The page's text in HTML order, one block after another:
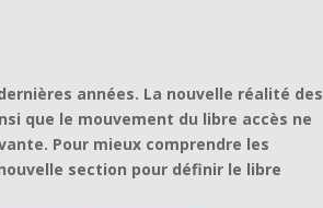
années. La nouvelle réalité des
que le mouvement du libre accès ne
Pour mieux comprendre les
section pour définir le libre